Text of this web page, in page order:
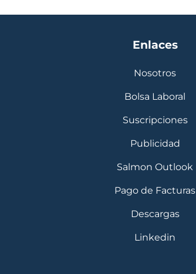
Enlaces
Nosotros
Bolsa Laboral
Suscripciones
Publicidad
Salmon Outlook
Pago de Facturas
Descargas
Linkedin